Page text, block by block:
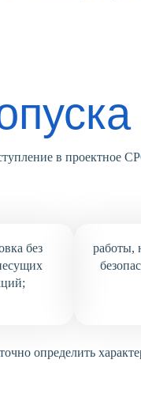
в проектное
без
работы,
определить